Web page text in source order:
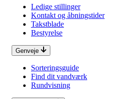
Ledige stillinger
Kontakt og åbningstider
Takstblade
Bestyrelse
Genveje
Sorteringsguide
Find dit vandværk
Rundvisning